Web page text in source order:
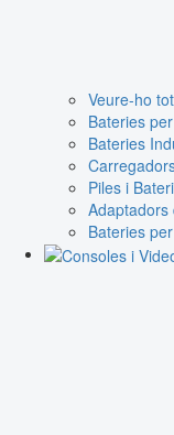
Veure-ho
Bateries
Bateries
Piles i
Adaptadors
Bateries